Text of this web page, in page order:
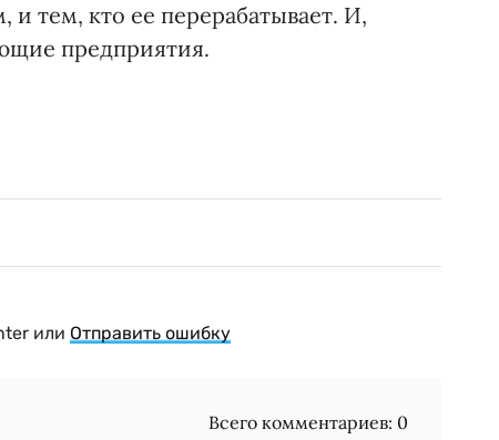
тем, кто ее перерабатывает. И,
предприятия.
или Отправить ошибку
Всего комментариев: 0